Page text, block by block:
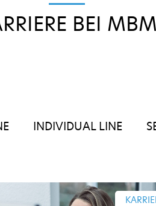
BEI MBM
INDIVIDUAL LINE